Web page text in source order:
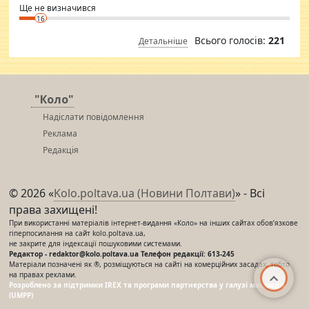
Ще не визначився
16
Детальніше Всього голосів: 221
"Коло"
Надіслати повідомлення
Реклама
Редакція
© 2026 «Kolo.poltava.ua (Новини Полтави)» - Всі
права захищені!
При використанні матеріалів інтернет-видання «Коло» на інших сайтах обов’язкове
гіперпосилання на сайт kolo.poltava.ua,
не закрите для індексації пошуковими системами.
Редактор - redaktor@kolo.poltava.ua Телефон редакції: 613-245
Матеріали позначені як ®, розміщуються на сайті на комерційних засадах, тобто
на правах реклами.
Розроблено за підтримки IREX та програми партнерства у галузі мас-медіа
(UMPP)